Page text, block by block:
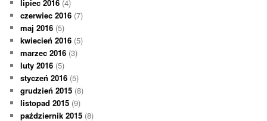
lipiec 2016 (4)
czerwiec 2016 (7)
maj 2016 (5)
kwiecień 2016 (5)
marzec 2016 (3)
luty 2016 (5)
styczeń 2016 (5)
grudzień 2015 (8)
listopad 2015 (9)
październik 2015 (8)